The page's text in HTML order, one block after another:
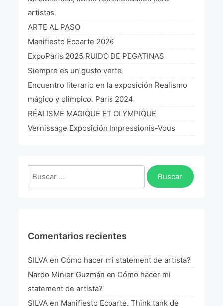
La Fórmula Científica Del Arte
Manifiesto Ecoarte
Association Paris
Fundación Colombia
artistas
ARTE AL PASO
Manifiesto Ecoarte 2026
ExpoParis 2025 RUIDO DE PEGATINAS
Siempre es un gusto verte
Encuentro literario en la exposición Realismo
mágico y olimpico. Paris 2024
RÉALISME MAGIQUE ET OLYMPIQUE
Vernissage Exposición Impressionis-Vous
Buscar:
Comentarios recientes
SILVA en Cómo hacer mi statement de artista?
Nardo Minier Guzmán en Cómo hacer mi
statement de artista?
SILVA en Manifiesto Ecoarte. Think tank de